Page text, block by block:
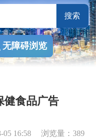
搜索
无障碍浏览
健食品广告
05 16:58 浏览量：389